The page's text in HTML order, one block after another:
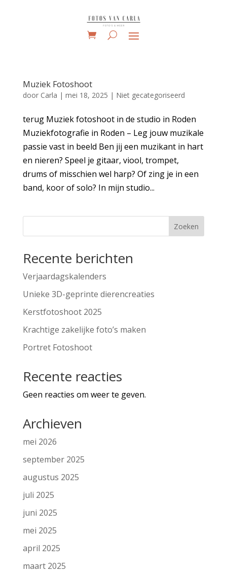
Muziek Fotoshoot
door Carla | mei 18, 2025 | Niet gecategoriseerd
terug Muziek fotoshoot in de studio in Roden
Muziekfotografie in Roden – Leg jouw muzikale
passie vast in beeld Ben jij een muzikant in hart
en nieren? Speel je gitaar, viool, trompet,
drums of misschien wel harp? Of zing je in een
band, koor of solo? In mijn studio...
Zoeken
Recente berichten
Verjaardagskalenders
Unieke 3D-geprinte dierencreaties
Kerstfotoshoot 2025
Krachtige zakelijke foto’s maken
Portret Fotoshoot
Recente reacties
Geen reacties om weer te geven.
Archieven
mei 2026
september 2025
augustus 2025
juli 2025
juni 2025
mei 2025
april 2025
maart 2025